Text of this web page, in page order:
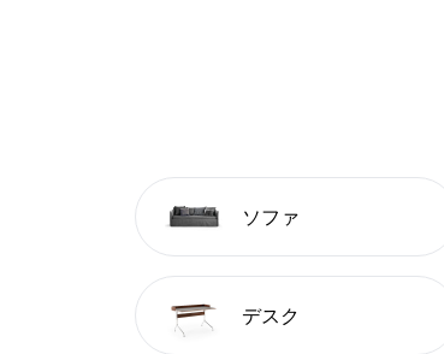
ソファ
デスク